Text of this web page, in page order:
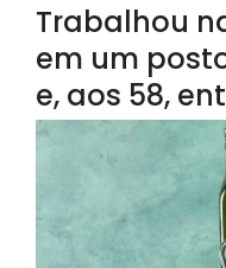
Trabalhou
em um
e, aos 58,